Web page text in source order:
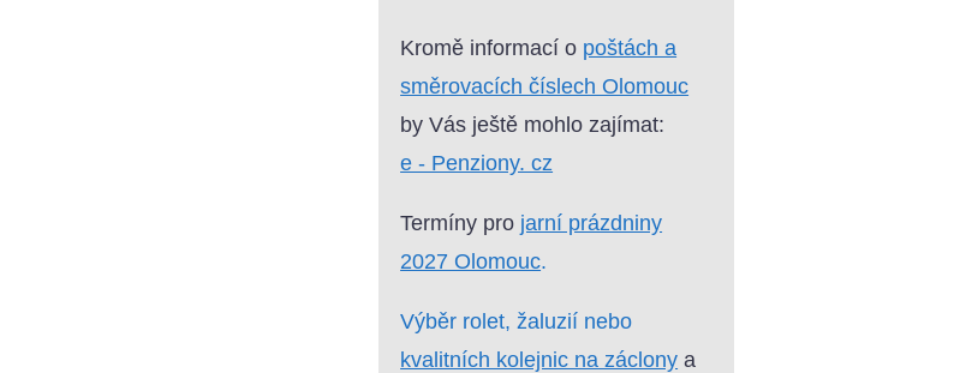
Kromě informací o poštách a
směrovacích číslech Olomouc
by Vás ještě mohlo zajímat:
e - Penziony. cz
Termíny pro jarní prázdniny
2027 Olomouc.
Výběr rolet, žaluzií nebo
kvalitních kolejnic na záclony a